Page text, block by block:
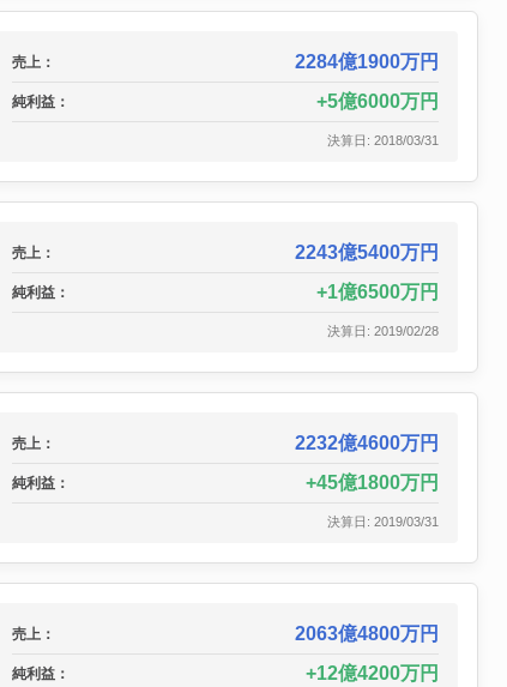
売上： 2284億1900万円
純利益： 5億6000万円
決算日: 2018/03/31
売上： 2243億5400万円
純利益： 1億6500万円
決算日: 2019/02/28
売上： 2232億4600万円
純利益： 45億1800万円
決算日: 2019/03/31
売上： 2063億4800万円
純利益： 12億4200万円